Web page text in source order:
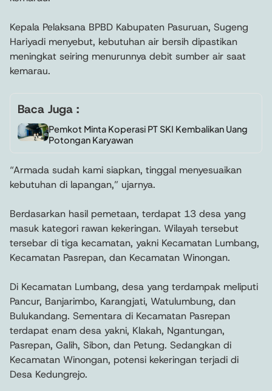
Kepala Pelaksana BPBD Kabupaten Pasuruan, Sugeng
Hariyadi menyebut, kebutuhan air bersih dipastikan
meningkat seiring menurunnya debit sumber air saat
kemarau.
Baca Juga :
Pemkot Minta Koperasi PT SKI Kembalikan Uang
Potongan Karyawan
“Armada sudah kami siapkan, tinggal menyesuaikan
kebutuhan di lapangan,” ujarnya.
Berdasarkan hasil pemetaan, terdapat 13 desa yang
masuk kategori rawan kekeringan. Wilayah tersebut
tersebar di tiga kecamatan, yakni Kecamatan Lumbang,
Kecamatan Pasrepan, dan Kecamatan Winongan.
Di Kecamatan Lumbang, desa yang terdampak meliputi
Pancur, Banjarimbo, Karangjati, Watulumbung, dan
Bulukandang. Sementara di Kecamatan Pasrepan
terdapat enam desa yakni, Klakah, Ngantungan,
Pasrepan, Galih, Sibon, dan Petung. Sedangkan di
Kecamatan Winongan, potensi kekeringan terjadi di
Desa Kedungrejo.